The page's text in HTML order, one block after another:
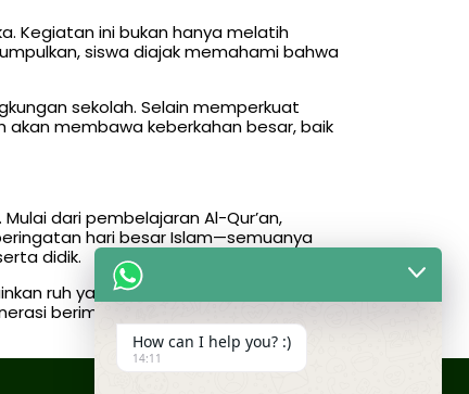
Kegiatan ini bukan hanya melatih
siswa diajak memahami bahwa
sekolah. Selain memperkuat
akan membawa keberkahan besar, baik
dari pembelajaran Al-Qur’an,
hari besar Islam—semuanya
didik.
ruh yang menghidupkan seluruh
beriman, berilmu, dan beramal
How can I help you? :)
14:11